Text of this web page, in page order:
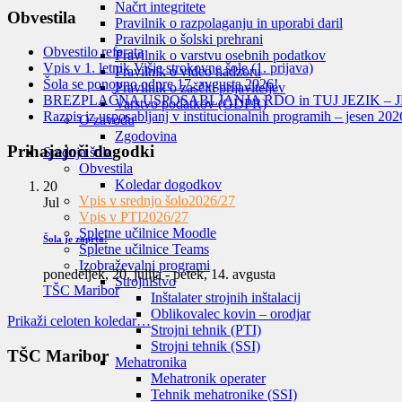
Načrt integritete
Pravilnik o razpolaganju in uporabi daril
Pravilnik o šolski prehrani
Pravilnik o varstvu osebnih podatkov
Pravilnik o video nadzoru
Pravilnik o zaščiti prijaviteljev
Varstvo podatkov (GDPR)
O zavodu
Zgodovina
Srednja šola
Obvestila
Koledar dogodkov
Vpis v srednjo šolo2026/27
Vpis v PTI2026/27
Spletne učilnice Moodle
Spletne učilnice Teams
Izobraževalni programi
Strojništvo
Inštalater strojnih inštalacij
Oblikovalec kovin – orodjar
Strojni tehnik (PTI)
Strojni tehnik (SSI)
Mehatronika
Mehatronik operater
Tehnik mehatronike (SSI)
Obvestila
Obvestilo referata
Vpis v 1. letnik Višje strokovne šole (1. prijava)
Šola se ponovno odpre 17. avgusta 2026!
BREZPLAČNA USPOSABLJANJA RDO in TUJ JEZIK –
Razpis iz usposabljanj v institucionalnih programih – jesen
Prihajajoči dogodki
20
Jul
Šola je zaprta!
ponedeljek, 20. julija-petek, 14. avgusta
TŠC Maribor
Prikaži celoten koledar…
TŠC Maribor